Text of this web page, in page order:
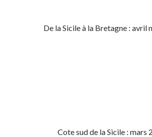
De la Sicile à la Bretagne : avril
Cote sud de la Sicile : mars